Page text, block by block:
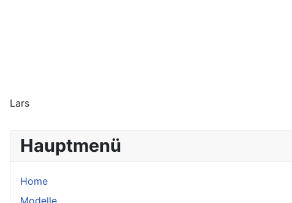
Hauptmenü
Home
Modelle
Lars